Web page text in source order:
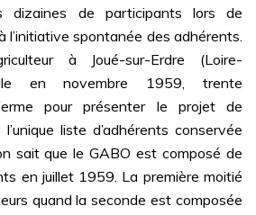
dizaines de participants lors de
l’initiative spontanée des adhérents.
à Joué-sur-Erdre (Loire-
en novembre 1959, trente
pour présenter le projet de
l’unique liste d’adhérents conservée
sait que le GABO est composé de
en juillet 1959. La première moitié
quand la seconde est composée